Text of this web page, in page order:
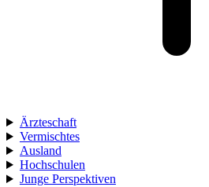
Ärzteschaft
Vermischtes
Ausland
Hochschulen
Junge Perspektiven